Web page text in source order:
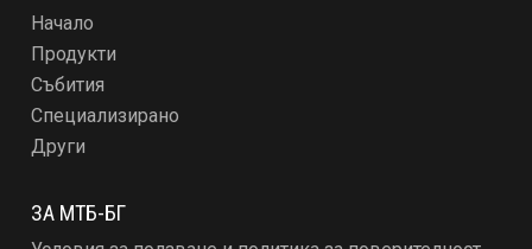
Начало
Продукти
Събития
Специализирано
Други
ЗА МТБ-БГ